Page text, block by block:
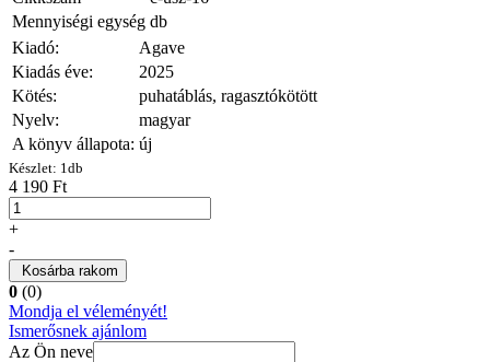
Mennyiségi egység db
Kiadó:
Agave
Kiadás éve:
2025
Kötés:
puhatáblás, ragasztókötött
Nyelv:
magyar
A könyv állapota: új
Készlet: 1 db
4 190 Ft
+
-
Kosárba rakom
0 (0)
Mondja el véleményét!
Ismerősnek ajánlom
Az Ön neve